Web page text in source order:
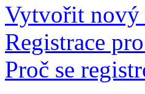
Vytvořit nový
Registrace
Proč se